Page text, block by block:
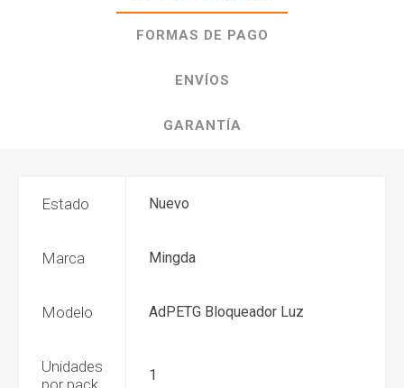
FORMAS DE PAGO
ENVÍOS
GARANTÍA
Estado Nuevo
Marca Mingda
Modelo AdPETG Bloqueador Luz
Unidades
1